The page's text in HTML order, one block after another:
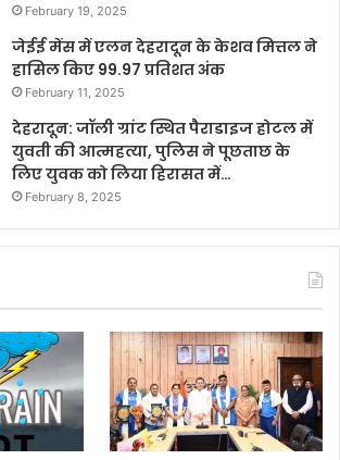
February 19, 2025
जेईई मेंस में एलन देहरादून के केशव मित्तल ने
हासिल किए 99.97 प्रतिशत अंक
February 11, 2025
देहरादून: जॉली ग्रांट स्थित पैराडाइज होटल में
युवती की आत्महत्या, पुलिस ने पूछताछ के
लिए युवक को लिया हिरासत में…
February 8, 2025